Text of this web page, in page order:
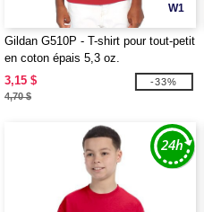
W1
Gildan G510P - T-shirt pour tout-petit
en coton épais 5,3 oz.
3,15 $
4,70 $
-33%